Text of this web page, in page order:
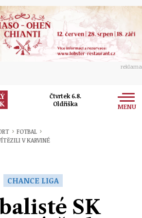
reklama
Čtvrtek 6.8.
Oldřiška
MENU
› FOTBAL ›
V KARVINÉ
CHANCE LIGA
SK